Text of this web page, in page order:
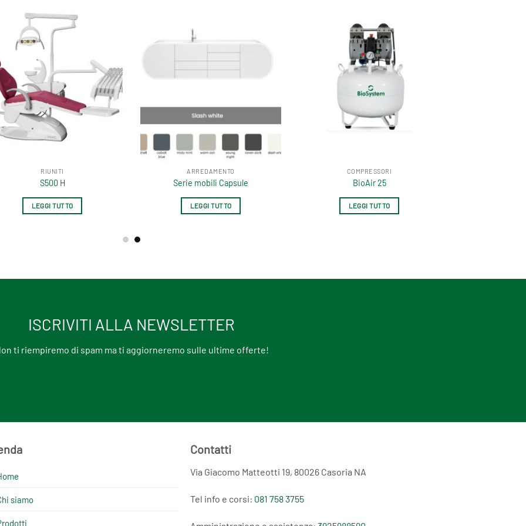
STERILIZZAZIONE
Bioclave 22 Litri
LEGGI TUTTO
STERILIZZAZIONE
Distillatore
LEGGI TUTTO
IMMAGINE DIGITALE
Saevo 3D CBCT 9×9
LEGGI TUTTO
ISCRIVITI ALLA NEWSLETTER
ti riempiremo di spam ma ti aggiorneremo sulle ultime offerte!
siamo
Contatti
Via Giacomo Matteotti 19, 80026 Casoria NA
Tel info e corsi: 081 758 3755